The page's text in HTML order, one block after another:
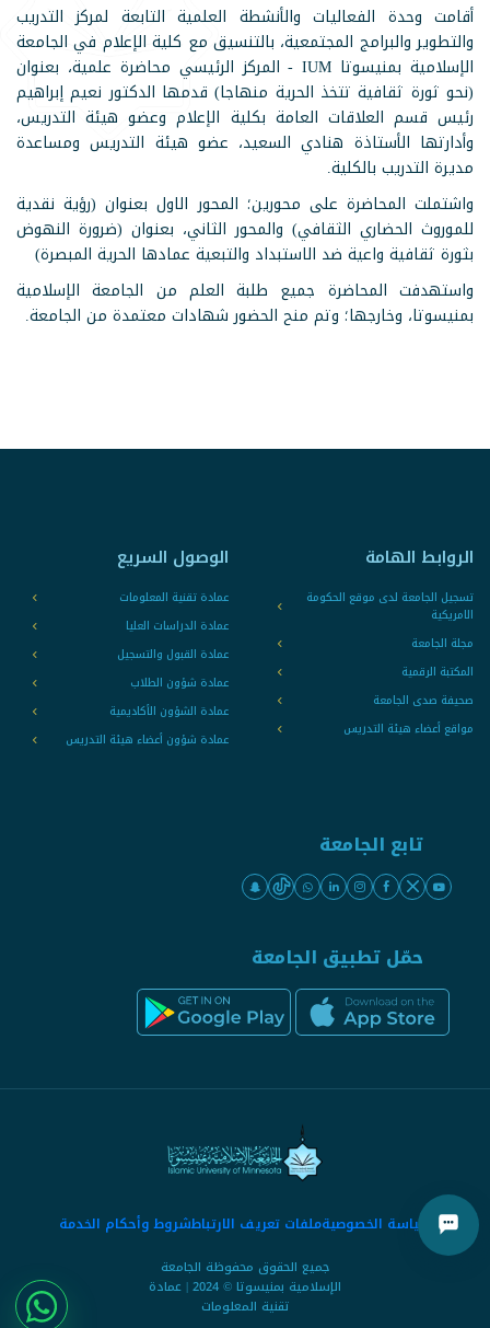
أقامت وحدة الفعاليات والأنشطة العلمية التابعة لمركز التدريب
والتطوير والبرامج المجتمعية، بالتنسيق مع كلية الإعلام في الجامعة
الإسلامية بمنيسوتا IUM - المركز الرئيسي محاضرة علمية، بعنوان
(نحو ثورة ثقافية تتخذ الحرية منهاجا) قدمها الدكتور نعيم إبراهيم
رئيس قسم العلاقات العامة بكلية الإعلام وعضو هيئة التدريس،
وأدارتها الأستاذة هنادي السعيد، عضو هيئة التدريس ومساعدة
مديرة التدريب بالكلية.
واشتملت المحاضرة على محورين؛ المحور الاول بعنوان (رؤية نقدية
للموروث الحضاري الثقافي) والمحور الثاني، بعنوان (ضرورة النهوض
بثورة ثقافية واعية ضد الاستبداد والتبعية عمادها الحرية المبصرة)
واستهدفت المحاضرة جميع طلبة العلم من الجامعة الإسلامية
بمنيسوتا، وخارجها؛ وتم منح الحضور شهادات معتمدة من الجامعة.
الروابط الهامة
تسجيل الجامعة لدى موقع الحكومة
الامريكية
مجلة الجامعة
المكتبة الرقمية
صحيفة صدى الجامعة
مواقع أعضاء هيئة التدريس
الوصول السريع
عمادة تقنية المعلومات
عمادة الدراسات العليا
عمادة القبول والتسجيل
عمادة شؤون الطلاب
عمادة الشؤون الأكاديمية
عمادة شؤون أعضاء هيئة التدريس
تابع الجامعة
حمّل تطبيق الجامعة
سياسة الخصوصيةملفات تعريف الارتباطشروط وأحكام الخدمة
جميع الحقوق محفوظة الجامعة
الإسلامية بمنيسوتا © 2024 | عمادة
تقنية المعلومات